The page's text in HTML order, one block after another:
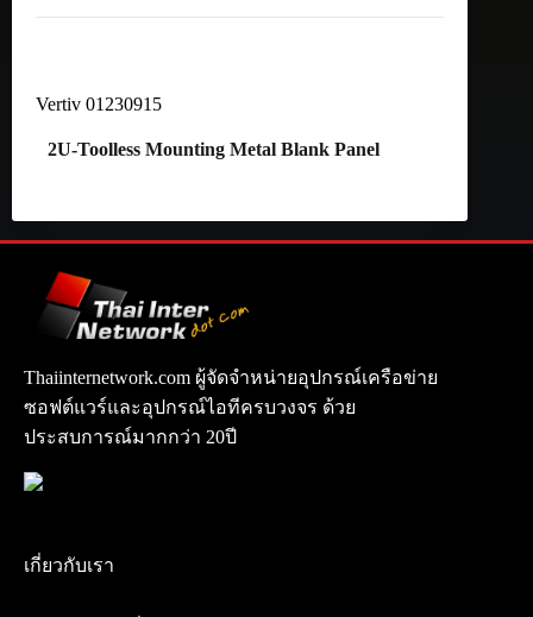
Vertiv 01230915
2U-Toolless Mounting Metal Blank Panel
Thaiinternetwork.com ผู้จัดจำหน่ายอุปกรณ์เครือข่าย
ซอฟต์แวร์และอุปกรณ์ไอทีครบวงจร ด้วย
ประสบการณ์มากกว่า 20ปี
เกี่ยวกับเรา